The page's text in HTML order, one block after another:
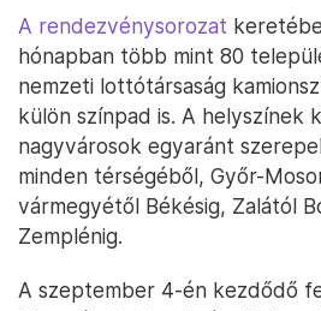
A rendezvénysorozat
hónapban több mint 80
nemzeti lottótársaság
külön színpad is. A helyszínek
nagyvárosok egyaránt
minden térségéből, Győr-
vármegyétől Békésig, Zalától
Zemplénig.
A szeptember 4-én kezdődő